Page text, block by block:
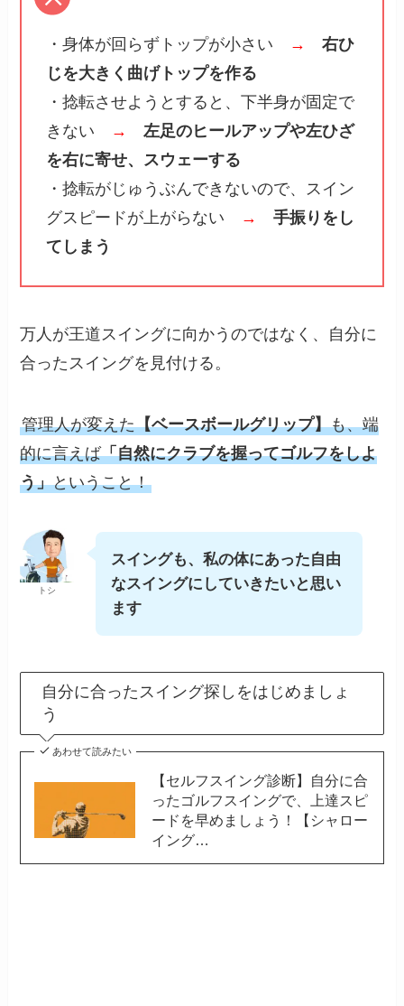
・身体が回らずトップが小さい →
右ひ
じを大きく曲げトップを作る
・捻転させようとすると、下半身が固定で
きない
→
左足のヒールアップや左ひざ
を右に寄せ、スウェーする
・捻転がじゅうぶんできないので、スイン
グスピードが上がらない
→
手振りをし
てしまう
万人が王道スイングに向かうのではなく、自分に
合ったスイングを見付ける。
管理人が変えた【ベースボールグリップ】も、端
的に言えば「自然にクラブを握ってゴルフをしよ
う」ということ！
トシ
スイングも、私の体にあった自由
なスイングにしていきたいと思い
ます
自分に合ったスイング探しをはじめましょ
う
あわせて読みたい
【セルフスイング診断】自分に合
ったゴルフスイングで、上達スピ
ードを早めましょう！【シャロー
イング…